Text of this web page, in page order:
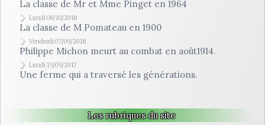
La classe de Mr et Mme Pinget en 1964
Lundi 08/10/2018
La classe de M Pomateau en 1900
Vendredi 07/09/2018
Philippe Michon meurt au combat en août1914.
Lundi 15/05/2017
Une ferme qui a traversé les générations.
Les rubriques du site